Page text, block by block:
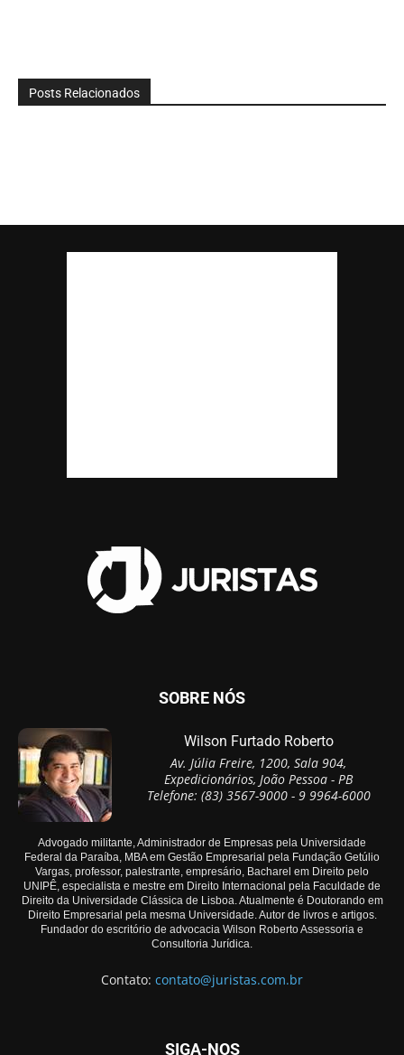
Posts Relacionados
SOBRE NÓS
Wilson Furtado Roberto
Av. Júlia Freire, 1200, Sala 904,
Expedicionários, João Pessoa - PB
Telefone: (83) 3567-9000 - 9 9964-6000
Advogado militante, Administrador de Empresas pela Universidade
Federal da Paraíba, MBA em Gestão Empresarial pela Fundação Getúlio
Vargas, professor, palestrante, empresário, Bacharel em Direito pelo
UNIPÊ, especialista e mestre em Direito Internacional pela Faculdade de
Direito da Universidade Clássica de Lisboa. Atualmente é Doutorando em
Direito Empresarial pela mesma Universidade. Autor de livros e artigos.
Fundador do escritório de advocacia Wilson Roberto Assessoria e
Consultoria Jurídica.
Contato: contato@juristas.com.br
SIGA-NOS